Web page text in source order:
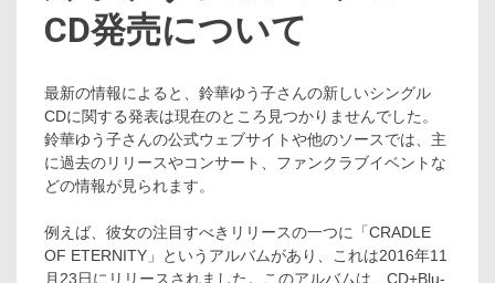
CD発売について
最新の情報によると、鈴華ゆう子さんの新しいシングル
CDに関する発表は現在のところ見つかりませんでした。
鈴華ゆう子さんの公式ウェブサイトや他のソースでは、主
に過去のリリースやコンサート、ファンクラブイベントな
どの情報が見られます。
例えば、彼女の注目すべきリリースの一つに「CRADLE
OF ETERNITY」というアルバムがあり、これは2016年11
月23日にリリースされました。このアルバムは、CD+Blu-